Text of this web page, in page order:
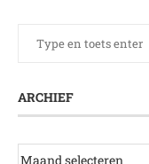
ARCHIEF